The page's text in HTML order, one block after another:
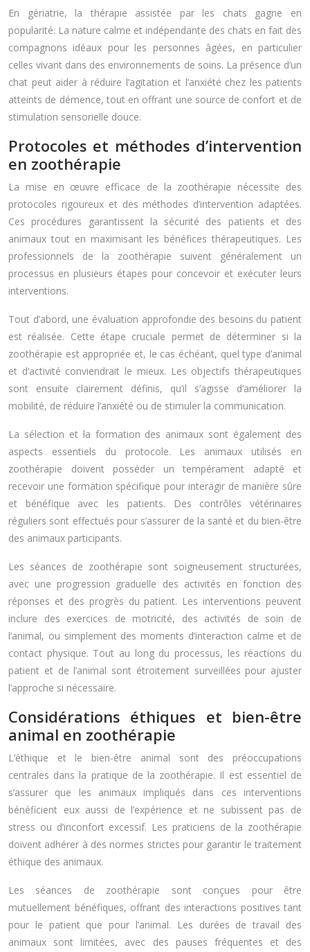
En gériatrie, la thérapie assistée par les chats gagne en
popularité. La nature calme et indépendante des chats en fait des
compagnons idéaux pour les personnes âgées, en particulier
celles vivant dans des environnements de soins. La présence d’un
chat peut aider à réduire l’agitation et l’anxiété chez les patients
atteints de démence, tout en offrant une source de confort et de
stimulation sensorielle douce.
Protocoles et méthodes d’intervention
en zoothérapie
La mise en œuvre efficace de la zoothérapie nécessite des
protocoles rigoureux et des méthodes d’intervention adaptées.
Ces procédures garantissent la sécurité des patients et des
animaux tout en maximisant les bénéfices thérapeutiques. Les
professionnels de la zoothérapie suivent généralement un
processus en plusieurs étapes pour concevoir et exécuter leurs
interventions.
Tout d’abord, une évaluation approfondie des besoins du patient
est réalisée. Cette étape cruciale permet de déterminer si la
zoothérapie est appropriée et, le cas échéant, quel type d’animal
et d’activité conviendrait le mieux. Les objectifs thérapeutiques
sont ensuite clairement définis, qu’il s’agisse d’améliorer la
mobilité, de réduire l’anxiété ou de stimuler la communication.
La sélection et la formation des animaux sont également des
aspects essentiels du protocole. Les animaux utilisés en
zoothérapie doivent posséder un tempérament adapté et
recevoir une formation spécifique pour interagir de manière sûre
et bénéfique avec les patients. Des contrôles vétérinaires
réguliers sont effectués pour s’assurer de la santé et du bien-être
des animaux participants.
Les séances de zoothérapie sont soigneusement structurées,
avec une progression graduelle des activités en fonction des
réponses et des progrès du patient. Les interventions peuvent
inclure des exercices de motricité, des activités de soin de
l’animal, ou simplement des moments d’interaction calme et de
contact physique. Tout au long du processus, les réactions du
patient et de l’animal sont étroitement surveillées pour ajuster
l’approche si nécessaire.
Considérations éthiques et bien-être
animal en zoothérapie
L’éthique et le bien-être animal sont des préoccupations
centrales dans la pratique de la zoothérapie. Il est essentiel de
s’assurer que les animaux impliqués dans ces interventions
bénéficient eux aussi de l’expérience et ne subissent pas de
stress ou d’inconfort excessif. Les praticiens de la zoothérapie
doivent adhérer à des normes strictes pour garantir le traitement
éthique des animaux.
Les séances de zoothérapie sont conçues pour être
mutuellement bénéfiques, offrant des interactions positives tant
pour le patient que pour l’animal. Les durées de travail des
animaux sont limitées, avec des pauses fréquentes et des